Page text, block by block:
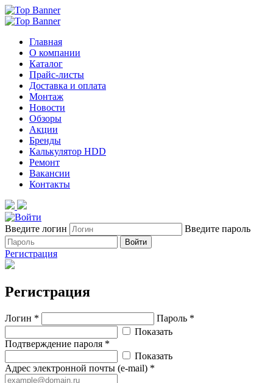
Главная
О компании
Каталог
Прайс-листы
Доставка и оплата
Монтаж
Новости
Обзоры
Акции
Бренды
Калькулятор HDD
Ремонт
Вакансии
Контакты
Введите логин Введите пароль
Войти
Регистрация
Регистрация
Логин *
Пароль *
Показать
Подтверждение пароля *
Показать
Адрес электронной почты (e-mail) *